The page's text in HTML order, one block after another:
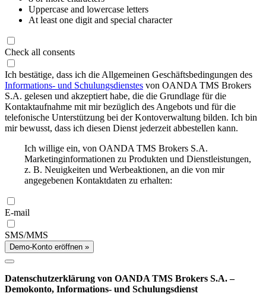
Uppercase and lowercase letters
At least one digit and special character
Check all consents
Ich bestätige, dass ich die Allgemeinen Geschäftsbedingungen des
Informations- und Schulungsdienstes von OANDA TMS Brokers
S.A. gelesen und akzeptiert habe, die die Grundlage für die
Kontaktaufnahme mit mir bezüglich des Angebots und für die
telefonische Unterstützung bei der Kontoverwaltung bilden. Ich bin
mir bewusst, dass ich diesen Dienst jederzeit abbestellen kann.
Ich willige ein, von OANDA TMS Brokers S.A.
Marketinginformationen zu Produkten und Dienstleistungen,
z. B. Neuigkeiten und Werbeaktionen, an die von mir
angegebenen Kontaktdaten zu erhalten:
E-mail
SMS/MMS
Demo-Konto eröffnen »
Datenschutzerklärung von OANDA TMS Brokers S.A. –
Demokonto, Informations- und Schulungsdienst